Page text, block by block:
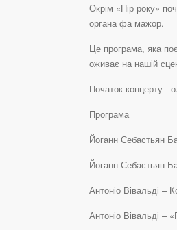
Окрім «Пір року»
органа фа мажор.
Це програма, яка
оживає на нашій
Початок концерту -
Програма
Йоганн Себастьян
Йоганн Себастьян
Антоніо Вівальді –
Антоніо Вівальді –